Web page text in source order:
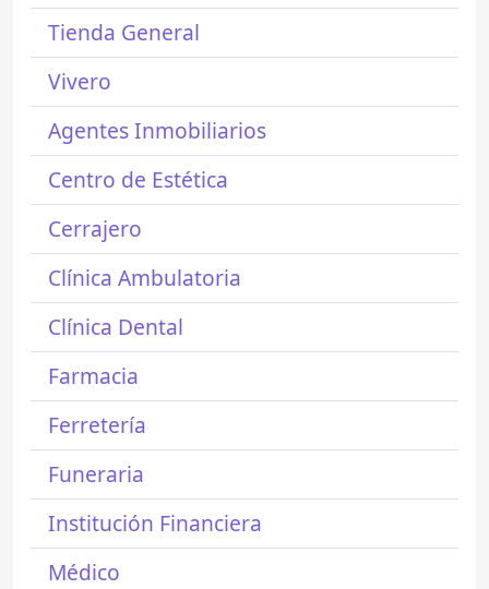
Tienda General
Vivero
Agentes Inmobiliarios
Centro de Estética
Cerrajero
Clínica Ambulatoria
Clínica Dental
Farmacia
Ferretería
Funeraria
Institución Financiera
Médico